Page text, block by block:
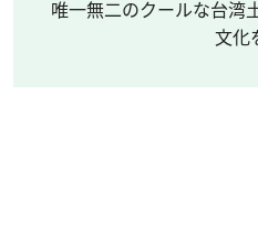
唯一無二のクールな台湾
文化